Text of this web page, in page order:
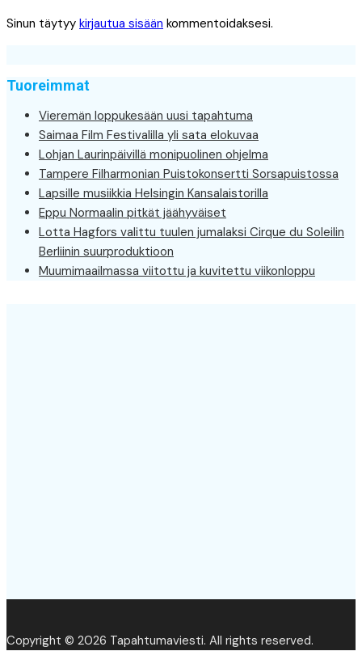
Sinun täytyy kirjautua sisään kommentoidaksesi.
Tuoreimmat
Vieremän loppukesään uusi tapahtuma
Saimaa Film Festivalilla yli sata elokuvaa
Lohjan Laurinpäivillä monipuolinen ohjelma
Tampere Filharmonian Puistokonsertti Sorsapuistossa
Lapsille musiikkia Helsingin Kansalaistorilla
Eppu Normaalin pitkät jäähyväiset
Lotta Hagfors valittu tuulen jumalaksi Cirque du Soleilin
Berliinin suurproduktioon
Muumimaailmassa viitottu ja kuvitettu viikonloppu
Copyright © 2026 Tapahtumaviesti. All rights reserved.